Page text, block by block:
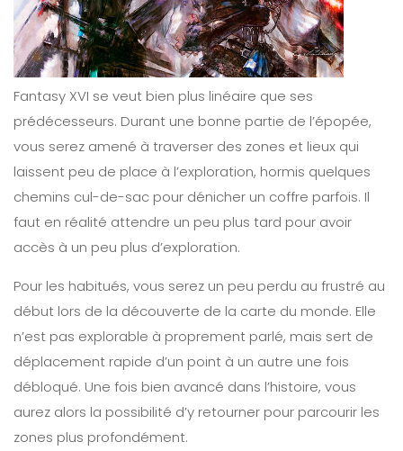
Fantasy XVI se veut bien plus linéaire que ses
prédécesseurs. Durant une bonne partie de l’épopée,
vous serez amené à traverser des zones et lieux qui
laissent peu de place à l’exploration, hormis quelques
chemins cul-de-sac pour dénicher un coffre parfois. Il
faut en réalité attendre un peu plus tard pour avoir
accès à un peu plus d’exploration.
Pour les habitués, vous serez un peu perdu au frustré au
début lors de la découverte de la carte du monde. Elle
n’est pas explorable à proprement parlé, mais sert de
déplacement rapide d’un point à un autre une fois
débloqué. Une fois bien avancé dans l’histoire, vous
aurez alors la possibilité d’y retourner pour parcourir les
zones plus profondément.